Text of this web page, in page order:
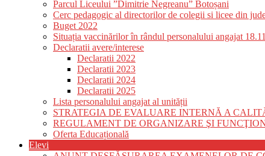
Parcul Liceului ”Dimitrie Negreanu” Botoșani
Cerc pedagogic al directorilor de colegii si licee din
Buget 2022
Situația vaccinărilor în rândul personalului angajat
Declaratii avere/interese
Declaratii 2022
Declaratii 2023
Declaratii 2024
Declaratii 2025
Lista personalului angajat al unității
STRATEGIA DE EVALUARE INTERNĂ A
REGULAMENT DE ORGANIZARE ŞI
Oferta Educațională
Elevi